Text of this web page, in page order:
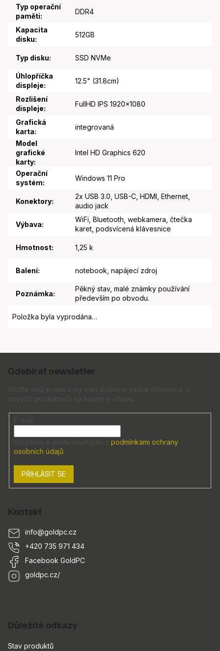
Typ operační
paměti:
DDR4
Kapacita
disku:
512GB
Typ disku: SSD NVMe
Úhlopříčka
displeje:
12.5" (31.8cm)
Rozlišení
displeje:
FullHD IPS 1920x1080
Grafická
karta:
integrovaná
Model
grafické
karty:
Intel HD Graphics 620
Operační
systém:
Windows 11 Pro
Konektory:
2x USB 3.0, USB-C, HDMI, Ethernet,
audio jack
Výbava:
WiFi, Bluetooth, webkamera, čtečka
karet, podsvícená klávesnice
Hmotnost: 1,25 k
Balení: notebook, napájecí zdroj
Poznámka:
Pěkný stav, malé známky používání
především po obvodu.
Položka byla vyprodána…
Odebírat newsletter
podmínkami ochrany
osobních údajů
PŘIHLÁSIT SE
Kontakt
info@goldpc.cz
+420 735 971 434
Facebook GoldPC
goldpc.cz/
Důležité odkazy
Stav produktů